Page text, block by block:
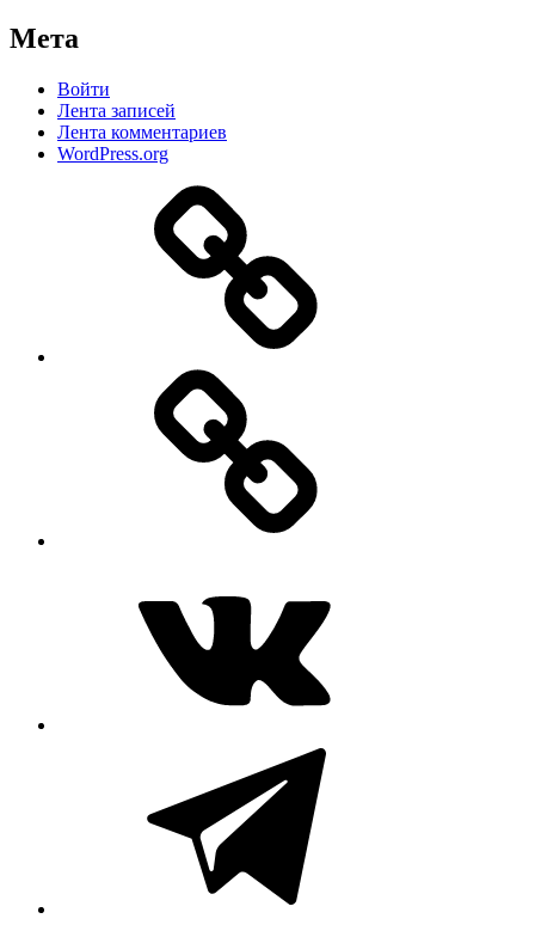
Мета
Войти
Лента записей
Лента комментариев
WordPress.org